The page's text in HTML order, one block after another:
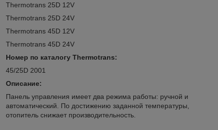
Thermotrans 25D 12V
Thermotrans 25D 24V
Thermotrans 45D 12V
Thermotrans 45D 24V
Номер по каталогу Thermotrans:
45/25D 2001
Описание:
Панель управления имеет два режима работы: ручной и
автоматический. По достижению заданной температуры,
отопитель снижает производительность.